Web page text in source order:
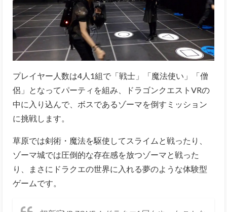
プレイヤー人数は4人1組で「戦士」「魔法使い」「僧
侶」となってパーティを組み、ドラゴンクエストVRの
中に入り込んで、ボスであるゾーマを倒すミッション
に挑戦します。
草原では剣術・魔法を駆使してスライムと戦ったり、
ゾーマ城では圧倒的な存在感を放つゾーマと戦った
り、まさにドラクエの世界に入れる夢のような体験型
ゲームです。